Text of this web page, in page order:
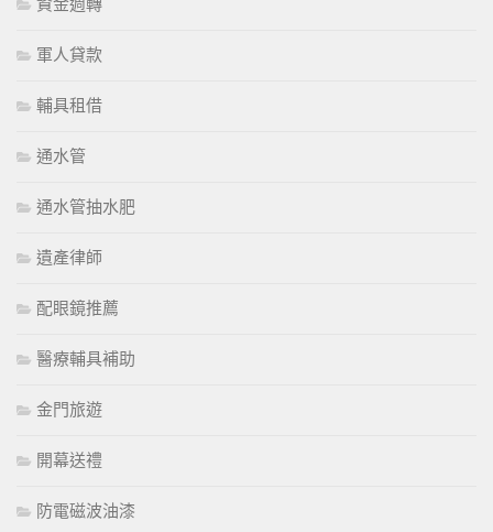
資金週轉
軍人貸款
輔具租借
通水管
通水管抽水肥
遺產律師
配眼鏡推薦
醫療輔具補助
金門旅遊
開幕送禮
防電磁波油漆